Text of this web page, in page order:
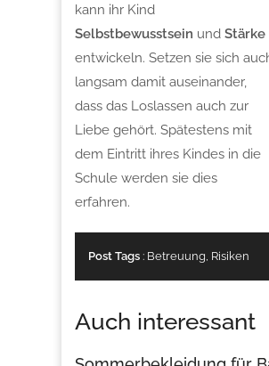
kann ihr Kind
Selbstbewusstsein und Stärke
entwickeln. Setzen sie sich
langsam damit auseinander,
dass das Loslassen auch zur
Liebe gehört. Spätestens mit
dem Eintritt ihres Kindes in die
Schule werden sie dies
erfahren.
Post Tags : Betreuung Risiken
Auch interessant